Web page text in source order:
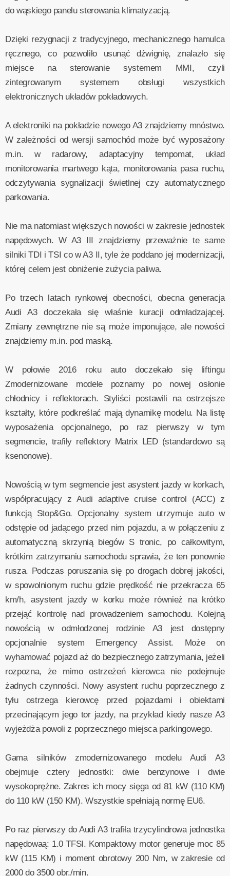
do wąskiego panelu sterowania klimatyzacją.
Dzięki rezygnacji z tradycyjnego, mechanicznego hamulca
ręcznego, co pozwoliło usunąć dźwignię, znalazło się
miejsce na sterowanie systemem MMI, czyli
zintegrowanym systemem obsługi wszystkich
elektronicznych układów pokładowych.
A elektroniki na pokładzie nowego A3 znajdziemy mnóstwo.
W zależności od wersji samochód może być wyposażony
m.in. w radarowy, adaptacyjny tempomat, układ
monitorowania martwego kąta, monitorowania pasa ruchu,
odczytywania sygnalizacji świetlnej czy automatycznego
parkowania.
Nie ma natomiast większych nowości w zakresie jednostek
napędowych. W A3 III znajdziemy przeważnie te same
silniki TDI i TSI co w A3 II, tyle że poddano jej modernizacji,
której celem jest obniżenie zużycia paliwa.
Po trzech latach rynkowej obecności, obecna generacja
Audi A3 doczekała się właśnie kuracji odmładzającej.
Zmiany zewnętrzne nie są może imponujące, ale nowości
znajdziemy m.in. pod maską.
W połowie 2016 roku auto doczekało się liftingu
Zmodernizowane modele poznamy po nowej osłonie
chłodnicy i reflektorach. Styliści postawili na ostrzejsze
kształty, które podkreślać mają dynamikę modelu. Na listę
wyposażenia opcjonalnego, po raz pierwszy w tym
segmencie, trafiły reflektory Matrix LED (standardowo są
ksenonowe).
Nowością w tym segmencie jest asystent jazdy w korkach,
współpracujący z Audi adaptive cruise control (ACC) z
funkcją Stop&Go. Opcjonalny system utrzymuje auto w
odstępie od jadącego przed nim pojazdu, a w połączeniu z
automatyczną skrzynią biegów S tronic, po całkowitym,
krótkim zatrzymaniu samochodu sprawia, że ten ponownie
rusza. Podczas poruszania się po drogach dobrej jakości,
w spowolnionym ruchu gdzie prędkość nie przekracza 65
km/h, asystent jazdy w korku może również na krótko
przejąć kontrolę nad prowadzeniem samochodu. Kolejną
nowością w odmłodzonej rodzinie A3 jest dostępny
opcjonalnie system Emergency Assist. Może on
wyhamować pojazd aż do bezpiecznego zatrzymania, jeżeli
rozpozna, że mimo ostrzeżeń kierowca nie podejmuje
żadnych czynności. Nowy asystent ruchu poprzecznego z
tyłu ostrzega kierowcę przed pojazdami i obiektami
przecinającym jego tor jazdy, na przykład kiedy nasze A3
wyjeżdża powoli z poprzecznego miejsca parkingowego.
Gama silników zmodernizowanego modelu Audi A3
obejmuje cztery jednostki: dwie benzynowe i dwie
wysokoprężne. Zakres ich mocy sięga od 81 kW (110 KM)
do 110 kW (150 KM). Wszystkie spełniają normę EU6.
Po raz pierwszy do Audi A3 trafiła trzycylindrowa jednostka
napędowaą: 1.0 TFSI. Kompaktowy motor generuje moc 85
kW (115 KM) i moment obrotowy 200 Nm, w zakresie od
2000 do 3500 obr./min.